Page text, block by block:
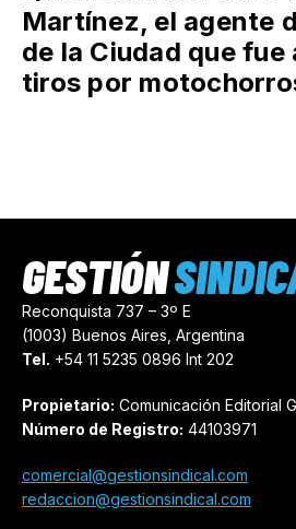
Martínez, el agente
de la Ciudad que fue
tiros por
Reconquista 737 – 3º E
(1003) Buenos Aires, Argentina
Tel. +54 11 5235 0896 Int 202
Propietario: Comunicación Editorial
Número de Registro: 44103971
comercial@gestionsindical.com
redaccion@gestionsindical.com
GESTIÓN